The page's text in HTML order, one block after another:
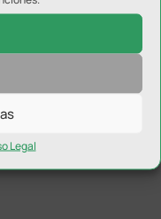
Legal
a la 25ª
de Liga del Grupo
Deportivo y el
de Linareos.